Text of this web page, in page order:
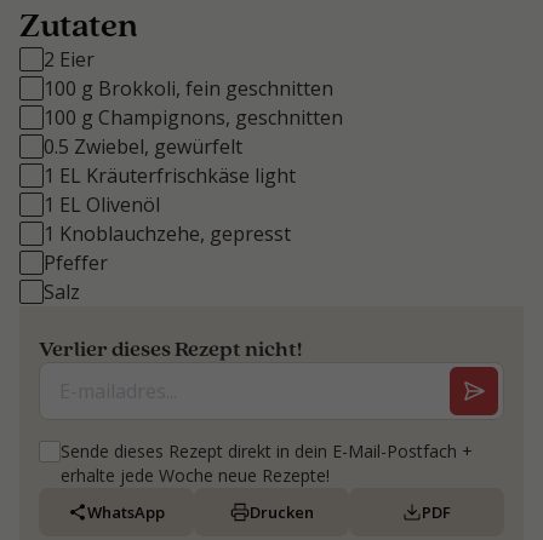
Zutaten
2 Eier
100 g Brokkoli, fein geschnitten
100 g Champignons, geschnitten
0.5 Zwiebel, gewürfelt
1 EL Kräuterfrischkäse light
1 EL Olivenöl
1 Knoblauchzehe, gepresst
Pfeffer
Salz
Verlier dieses Rezept nicht!
Sende dieses Rezept direkt in dein E-Mail-Postfach +
erhalte jede Woche neue Rezepte!
WhatsApp Drucken PDF